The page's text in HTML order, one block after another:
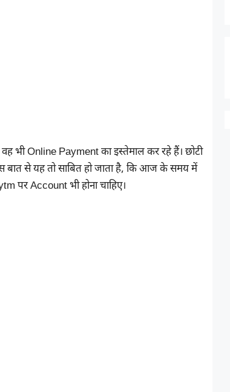
Online Payment का इस्तेमाल कर रहे हैं। छोटी
बात से यह तो साबित हो जाता है, कि आज के समय में
पर Account भी होना चाहिए।